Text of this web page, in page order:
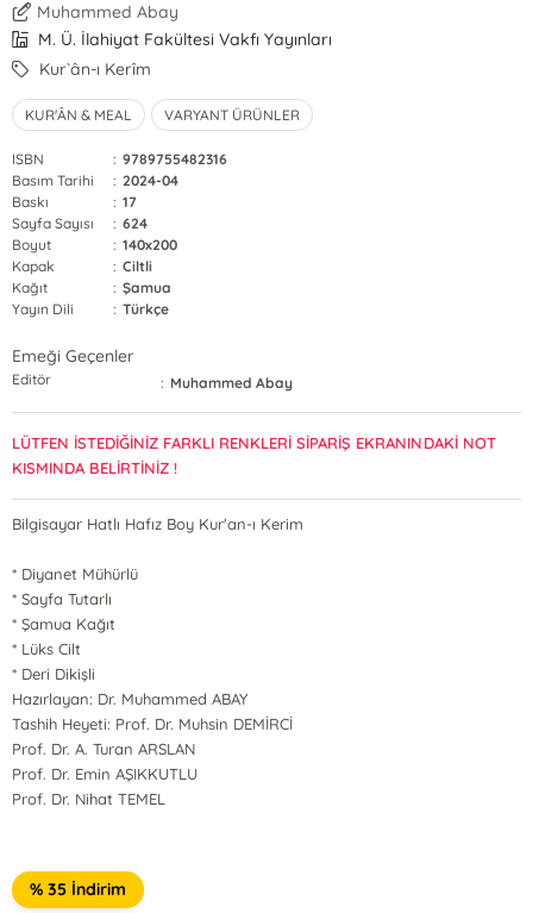
Muhammed Abay
M. Ü. İlahiyat Fakültesi Vakfı Yayınları
Kur`ân-ı Kerîm
KUR'ÂN & MEAL VARYANT ÜRÜNLER
ISBN : 9789755482316
Basım Tarihi
: 2024-04
Baskı
: 17
Sayfa Sayısı
: 624
Boyut
: 140x200
Kapak
: Ciltli
Kağıt
: Şamua
Yayın Dili
: Türkçe
Emeği Geçenler
Editör : Muhammed Abay
LÜTFEN İSTEDİĞİNİZ FARKLI RENKLERİ SİPARİŞ EKRANINDAKİ NOT
KISMINDA BELİRTİNİZ !
Bilgisayar Hatlı Hafız Boy Kur'an-ı Kerim
* Diyanet Mühürlü
* Sayfa Tutarlı
* Şamua Kağıt
* Lüks Cilt
* Deri Dikişli
Hazırlayan: Dr. Muhammed ABAY
Tashih Heyeti: Prof. Dr. Muhsin DEMİRCİ
Prof. Dr. A. Turan ARSLAN
Prof. Dr. Emin AŞIKKUTLU
Prof. Dr. Nihat TEMEL
% 35 İndirim